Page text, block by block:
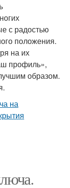
с радостью
положения.
на их
профиль»,
образом.